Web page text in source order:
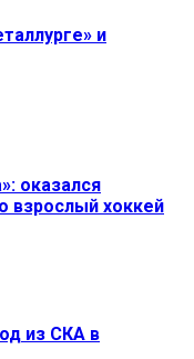
и
оказался
взрослый хоккей
из СКА в